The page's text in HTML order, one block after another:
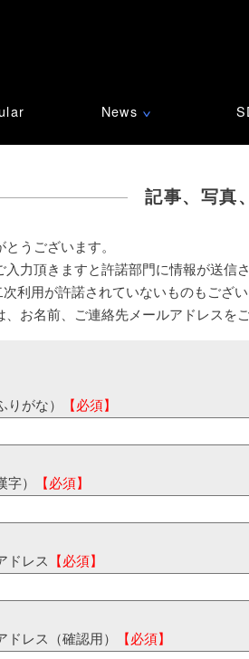
News ∨
記事、写真
うございます。
入力頂きますと許諾部門に情報が送信
次利用が許諾されていないものもござ
、お名前、ご連絡先メールアドレスを
りがな） 【必須】
） 【必須】
ドレス 【必須】
ドレス（確認用） 【必須】